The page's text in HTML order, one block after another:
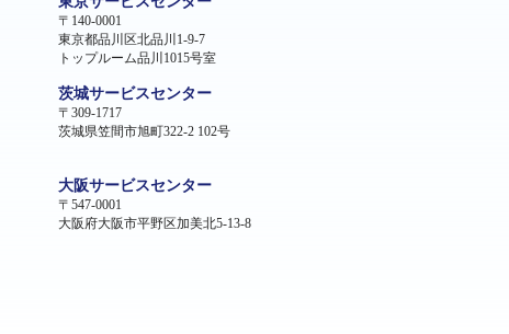
〒140-0001
東京都品川区北品川1-9-7
トップルーム品川1015号室
茨城サービスセンター
〒309-1717
茨城県笠間市旭町322-2 102号
大阪サービスセンター
〒547-0001
大阪府大阪市平野区加美北5-13-8